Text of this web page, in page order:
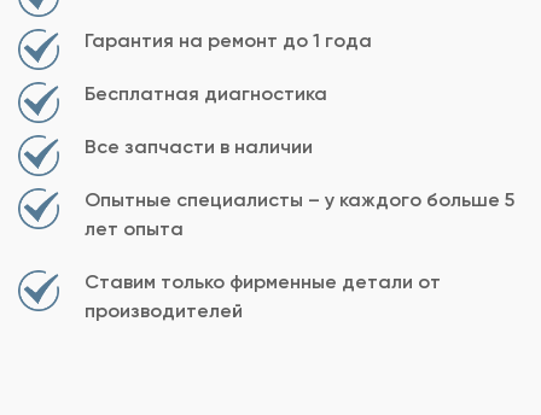
Гарантия на ремонт до 1 года
Бесплатная диагностика
Все запчасти в наличии
Опытные специалисты – у каждого больше 5
лет опыта
Ставим только фирменные детали от
производителей